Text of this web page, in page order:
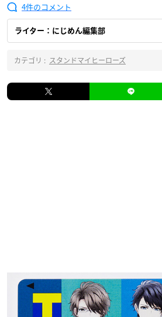
4
ライター：にじめん編集部
カテゴリ : スタンドマイヒーローズ